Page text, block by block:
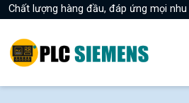
Chất lượng hàng đầu, đáp ứng mọi